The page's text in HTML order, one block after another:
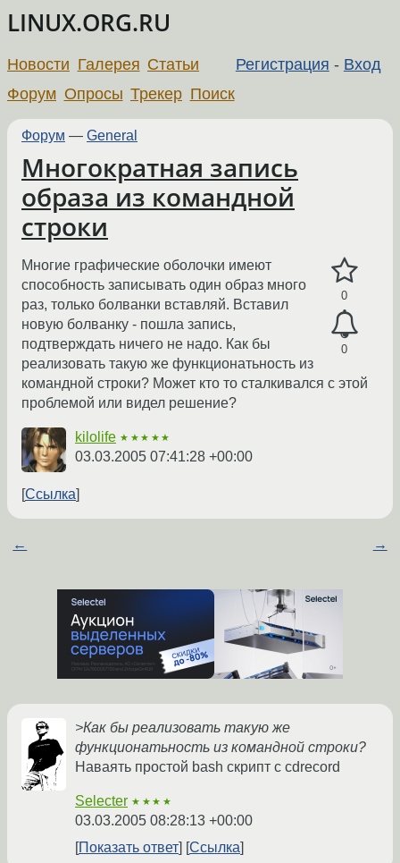
LINUX.ORG.RU
Регистрация - Вход
Новости Галерея Статьи
Форум Опросы Трекер Поиск
Форум — General
Многократная запись
образа из командной
строки
0
0
Многие графические оболочки имеют
способность записывать один образ много
раз, только болванки вставляй. Вставил
новую болванку - пошла запись,
подтверждать ничего не надо. Как бы
реализовать такую же функционатьность из
командной строки? Может кто то сталкивался с этой
проблемой или видел решение?
kilolife ★★★★★
03.03.2005 07:41:28 +00:00
Ссылка
← →
>Как бы реализовать такую же
функционатьность из командной строки?
Наваять простой bash скрипт с cdrecord
Selecter ★★★★
03.03.2005 08:28:13 +00:00
Показать ответ
Ссылка